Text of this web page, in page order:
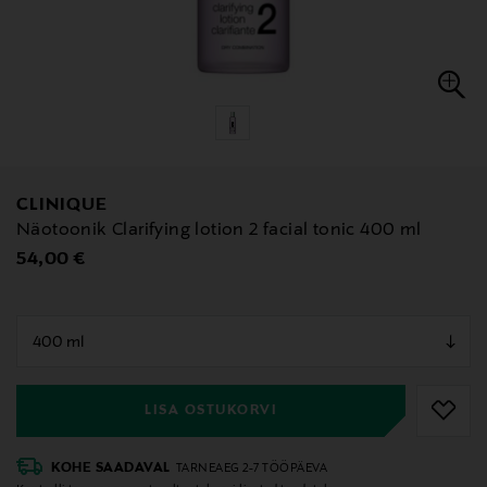
CLINIQUE
Näotoonik Clarifying lotion 2 facial tonic 400 ml
Original Price
54,00 €
LISA OSTUKORVI
KOHE SAADAVAL TARNEAEG 2-7 TÖÖPÄEVA